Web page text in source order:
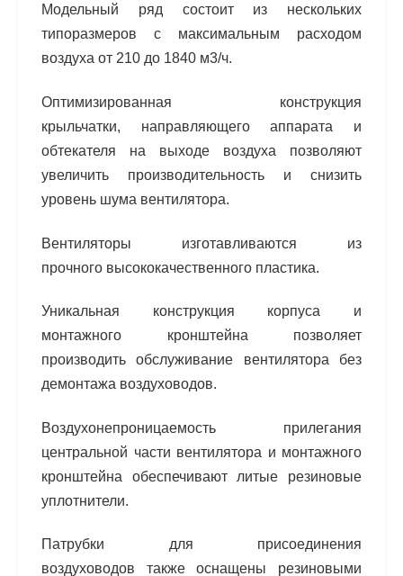
Модельный ряд состоит из нескольких
типоразмеров с максимальным расходом
воздуха от 210 до 1840 м3/ч.
Оптимизированная конструкция
крыльчатки, направляющего аппарата и
обтекателя на выходе воздуха позволяют
увеличить производительность и снизить
уровень шума вентилятора.
Вентиляторы изготавливаются из
прочного высококачественного пластика.
Уникальная конструкция корпуса и
монтажного кронштейна позволяет
производить обслуживание вентилятора без
демонтажа воздуховодов.
Воздухонепроницаемость прилегания
центральной части вентилятора и монтажного
кронштейна обеспечивают литые резиновые
уплотнители.
Патрубки для присоединения
воздуховодов также оснащены резиновыми